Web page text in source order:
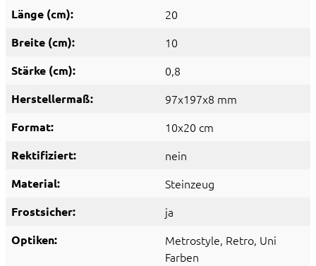
Länge (cm): 20
Breite (cm): 10
Stärke (cm): 0,8
Herstellermaß: 97x197x8 mm
Format: 10x20 cm
Rektifiziert: nein
Material: Steinzeug
Frostsicher: ja
Optiken: Metrostyle, Retro, Uni
Farben